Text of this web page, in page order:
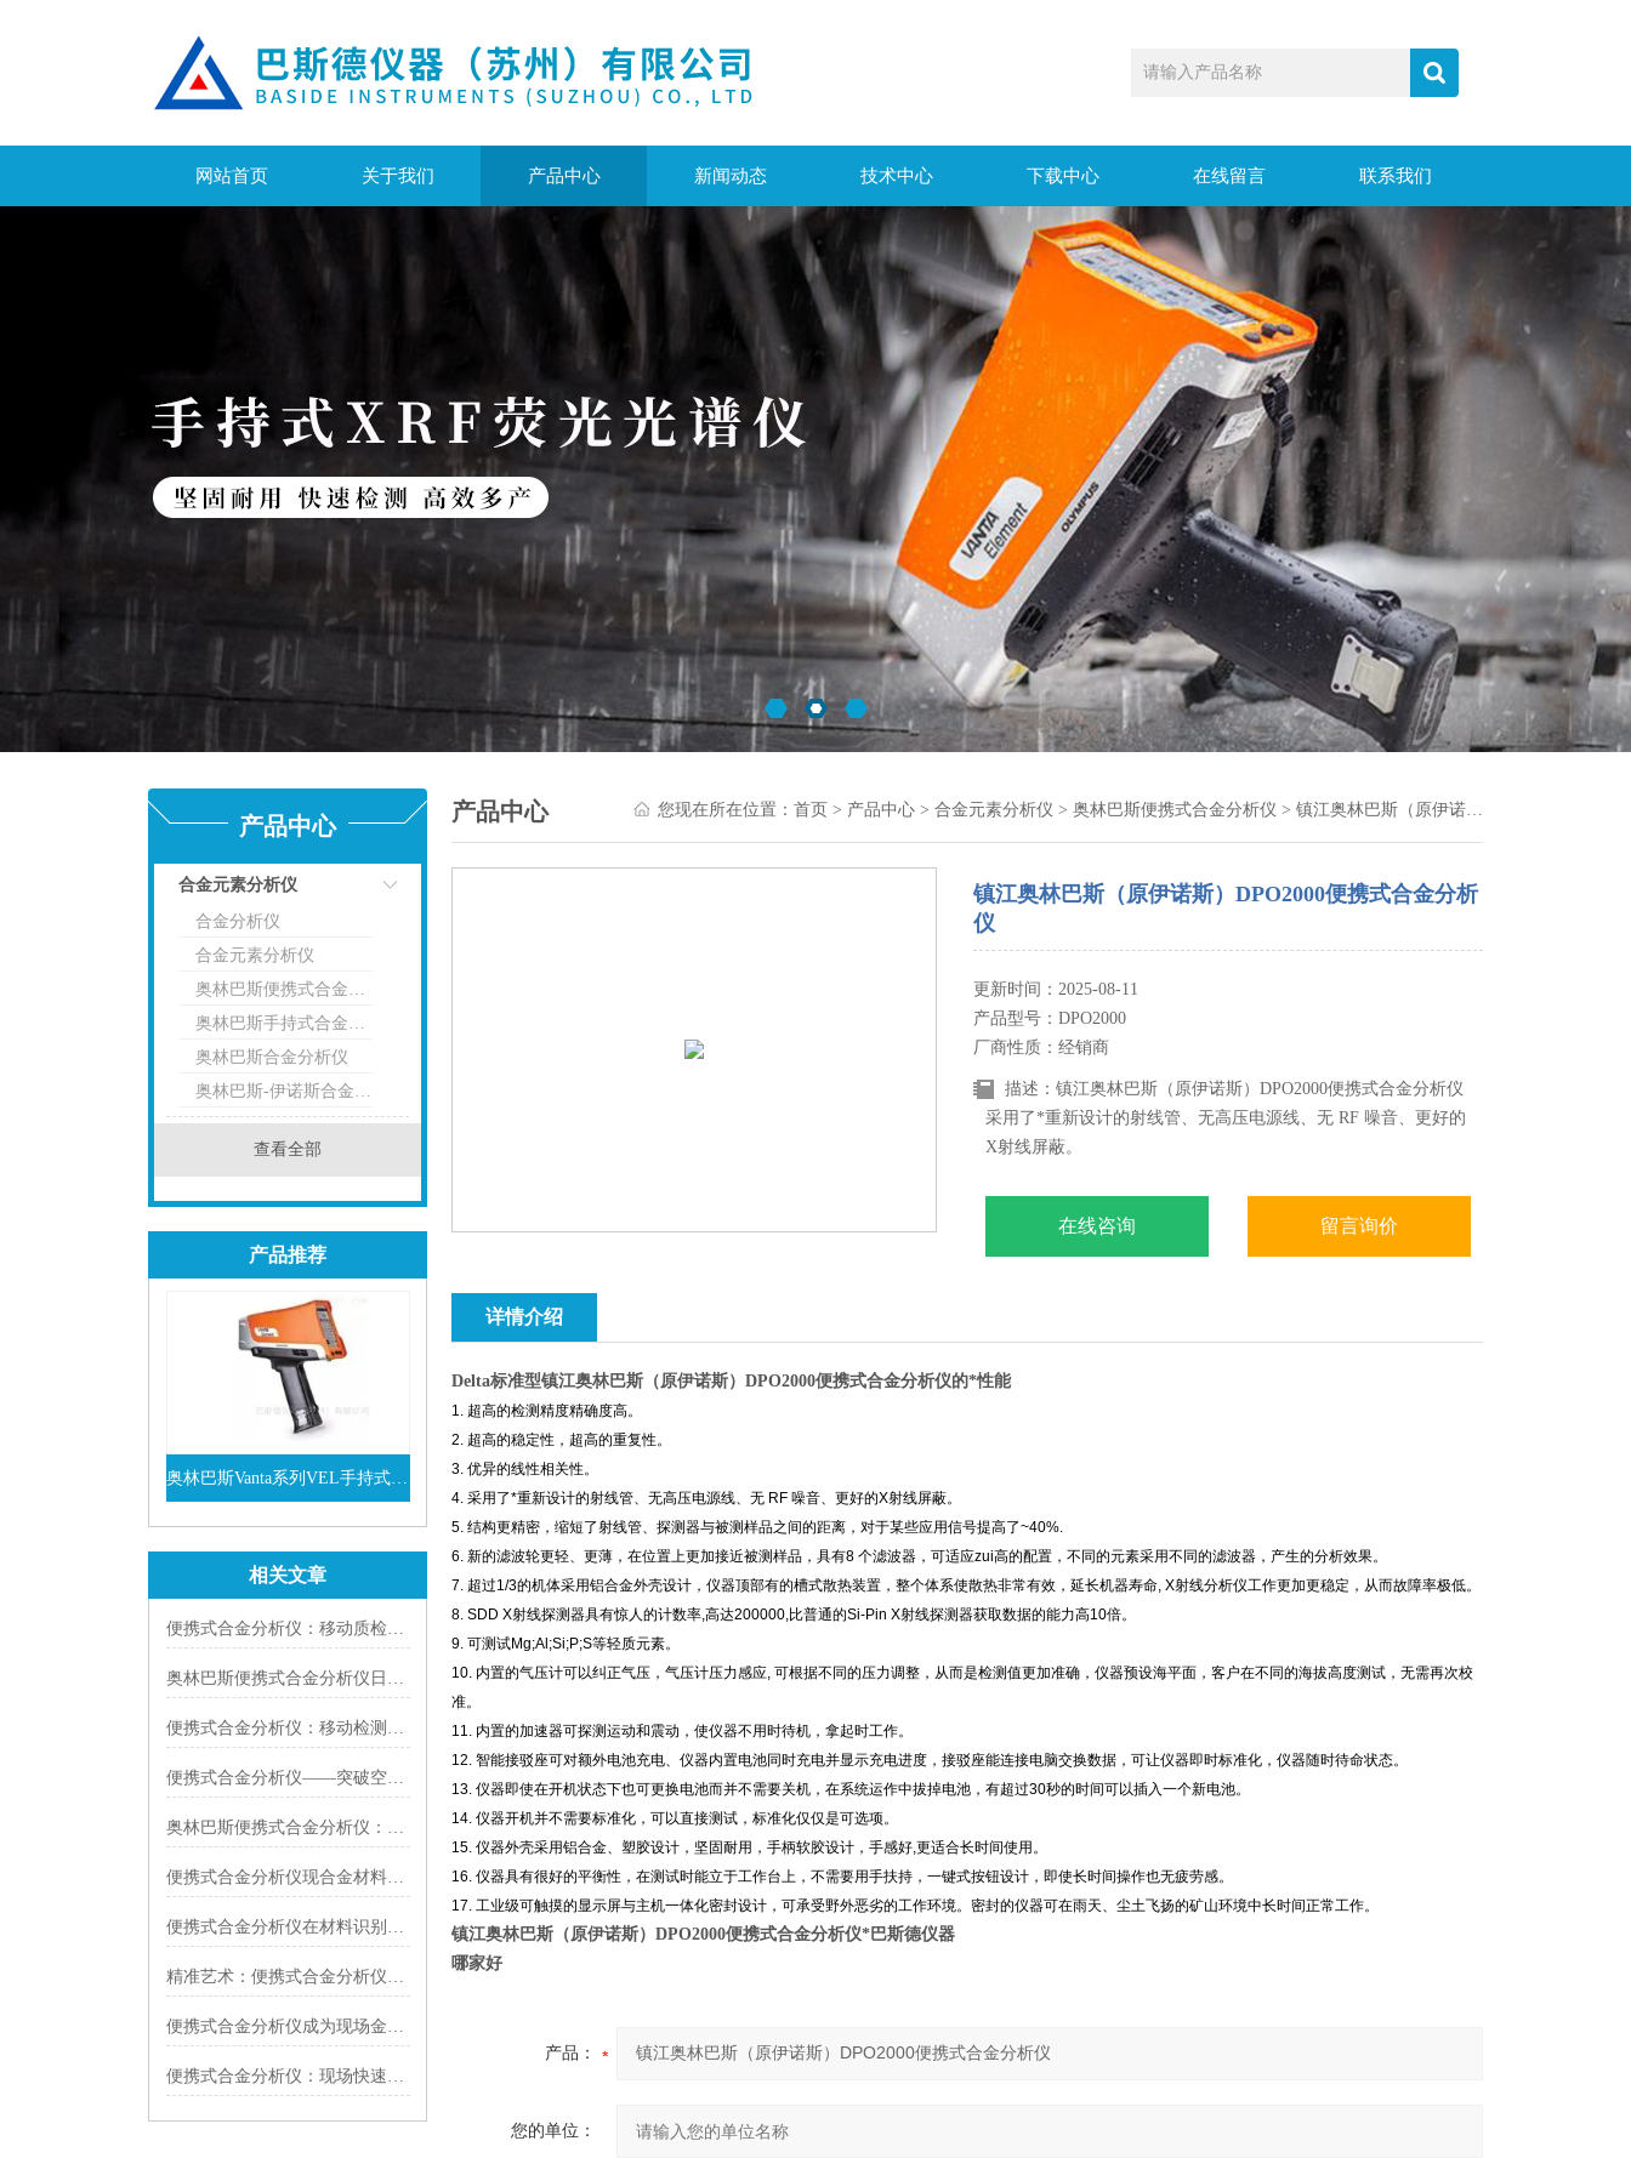
网站首页 关于我们 产品中心 新闻动态 技术中心 下载中心 在线留言 联系我们
产品中心
合金元素分析仪
合金分析仪
合金元素分析仪
奥林巴斯便携式合金分析仪
奥林巴斯手持式合金分析仪
奥林巴斯合金分析仪
奥林巴斯-伊诺斯合金分析仪
查看全部
产品推荐
奥林巴斯Vanta系列VEL手持式XRF光谱仪
查看详情
相关文章
便携式合金分析仪：移动质检场景下的“全能元素管家”
奥林巴斯便携式合金分析仪日常维护指南：精准把控核心要点，保障检测稳定高效
便携式合金分析仪：移动检测先锋，守护材料品质底线
便携式合金分析仪——突破空间限制，应用场景无限
奥林巴斯便携式合金分析仪：灵活应对多场景，精准分析不设限!
便携式合金分析仪现合金材料的实时成分分析
便携式合金分析仪在材料识别中的应用
精准艺术：便携式合金分析仪的精度解析
便携式合金分析仪成为现场金属成分分析的重要工具
便携式合金分析仪：现场快速金属成分检测的高科技神器
产品中心 您现在所在位置： 首页 > 产品中心 > 合金元素分析仪 > 奥林巴斯便携式合金分析仪 > 镇江奥林巴斯（原伊诺斯）DPO2000便携式合金分析仪
镇江奥林巴斯（原伊诺斯）DPO2000便携式合金分析
仪
更新时间：2025-08-11
产品型号：DPO2000
厂商性质：经销商
描述：镇江奥林巴斯（原伊诺斯）DPO2000便携式合金分析仪
采用了*重新设计的射线管、无高压电源线、无 RF 噪音、更好的
X射线屏蔽。
在线咨询 留言询价
详情介绍
Delta标准型镇江奥林巴斯（原伊诺斯）DPO2000便携式合金分析仪的*性能
1. 超高的检测精度精确度高。
2. 超高的稳定性，超高的重复性。
3. 优异的线性相关性。
4. 采用了*重新设计的射线管、无高压电源线、无 RF 噪音、更好的X射线屏蔽。
5. 结构更精密，缩短了射线管、探测器与被测样品之间的距离，对于某些应用信号提高了~40%.
6. 新的滤波轮更轻、更薄，在位置上更加接近被测样品，具有8 个滤波器，可适应zui高的配置，不同的元素采用不同的滤波器，产生的分析效果。
7. 超过1/3的机体采用铝合金外壳设计，仪器顶部有的槽式散热装置，整个体系使散热非常有效，延长机器寿命, X射线分析仪工作更加更稳定，从而故障率极低。
8. SDD X射线探测器具有惊人的计数率,高达200000,比普通的Si-Pin X射线探测器获取数据的能力高10倍。
9. 可测试Mg;Al;Si;P;S等轻质元素。
10. 内置的气压计可以纠正气压，气压计压力感应, 可根据不同的压力调整，从而是检测值更加准确，仪器预设海平面，客户在不同的海拔高度测试，无需再次校
准。
11. 内置的加速器可探测运动和震动，使仪器不用时待机，拿起时工作。
12. 智能接驳座可对额外电池充电、仪器内置电池同时充电并显示充电进度，接驳座能连接电脑交换数据，可让仪器即时标准化，仪器随时待命状态。
13. 仪器即使在开机状态下也可更换电池而并不需要关机，在系统运作中拔掉电池，有超过30秒的时间可以插入一个新电池。
14. 仪器开机并不需要标准化，可以直接测试，标准化仅仅是可选项。
15. 仪器外壳采用铝合金、塑胶设计，坚固耐用，手柄软胶设计，手感好,更适合长时间使用。
16. 仪器具有很好的平衡性，在测试时能立于工作台上，不需要用手扶持，一键式按钮设计，即使长时间操作也无疲劳感。
17. 工业级可触摸的显示屏与主机一体化密封设计，可承受野外恶劣的工作环境。密封的仪器可在雨天、尘土飞扬的矿山环境中长时间正常工作。
镇江奥林巴斯（原伊诺斯）DPO2000便携式合金分析仪*巴斯德仪器
哪家好
产品：
您的单位：